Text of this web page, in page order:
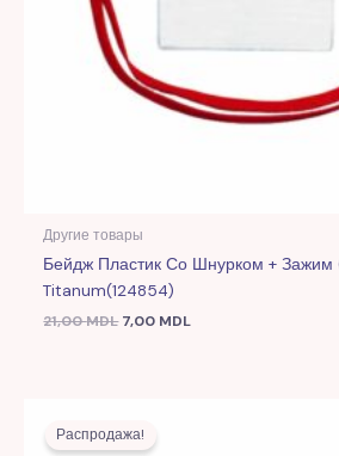
Другие товары
Бейдж Пластик Со Шнурком + Зажим
Titanum(124854)
21,00MDL 7,00 MDL
Распродажа!
цена
составляла